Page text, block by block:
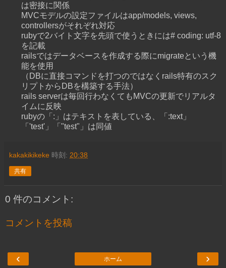
は密接に関係
MVCモデルの設定ファイルはapp/models, views,
controllersがそれぞれ対応
rubyで2バイト文字を先頭で使うときには# coding: utf-8
を記載
railsではデータベースを作成する際にmigrateという機
能を使用
（DBに直接コマンドを打つのではなくrails特有のスク
リプトからDBを構築する手法）
rails serverは毎回行わなくてもMVCの更新でリアルタ
イムに反映
rubyの「:」はテキストを表している、「:text」
「'test'」「"test"」は同値
kakakikikeke 時刻: 20:38
共有
0 件のコメント:
コメントを投稿
‹ ›
ホーム